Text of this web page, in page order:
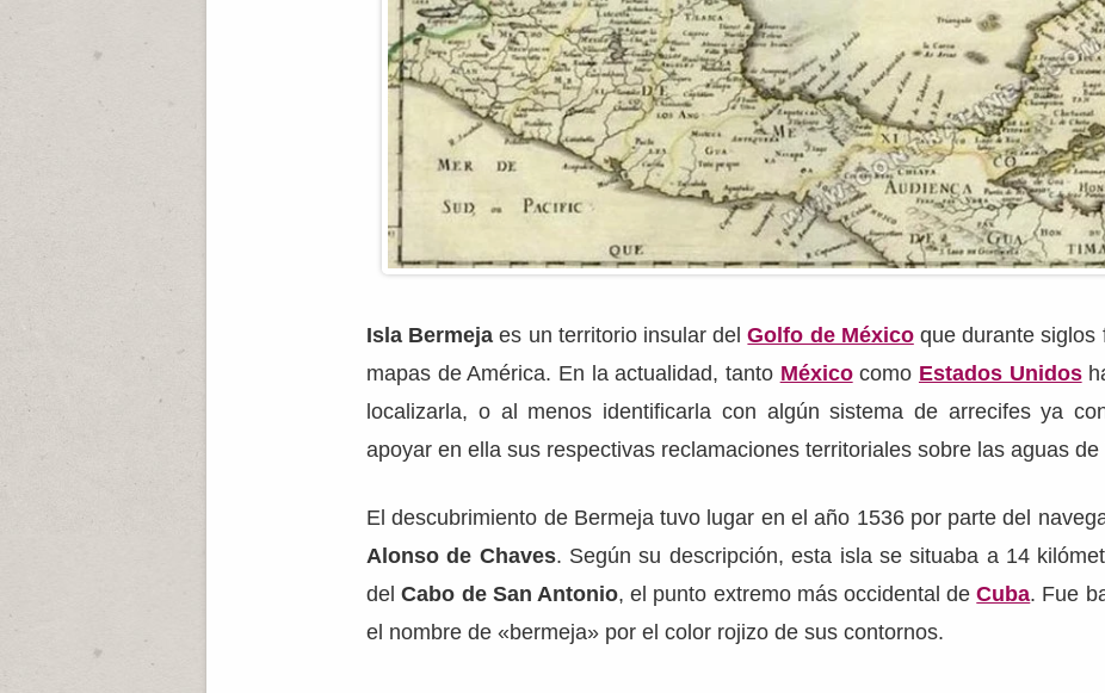
Isla Bermeja es un territorio insular delGolfo de Méxicoque durante siglos
mapas de América. En la actualidad, tanto Méxicocomo Estados Unidos
localizarla, o al menos identificarla con algún sistema de arrecifes ya
apoyar en ella sus respectivas reclamaciones territoriales sobre las aguas de
El descubrimiento de Bermeja tuvo lugar en el año 1536 por parte del
Alonso de Chaves. Según su descripción, esta isla se situaba a 14
delCabo de San Antonio, el punto extremo más occidental deCuba. Fue
el nombre de «bermeja» por el color rojizo de sus contornos.